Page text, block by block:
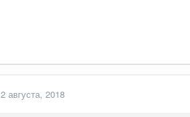
2 августа, 2018